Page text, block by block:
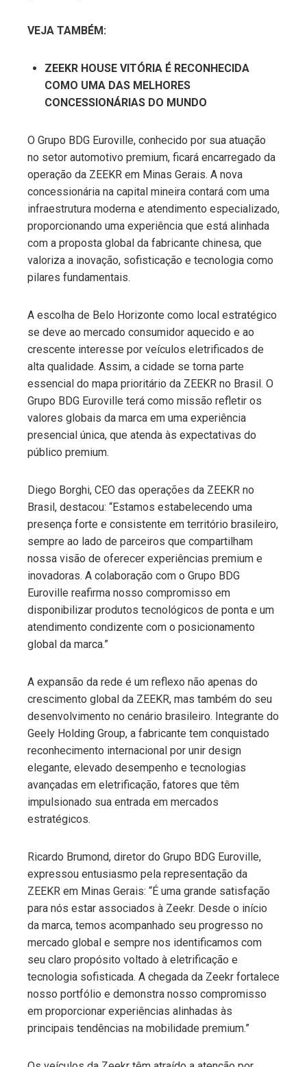
VEJA TAMBÉM:
ZEEKR HOUSE VITÓRIA É RECONHECIDA
COMO UMA DAS MELHORES
CONCESSIONÁRIAS DO MUNDO
O Grupo BDG Euroville, conhecido por sua atuação
no setor automotivo premium, ficará encarregado da
operação da ZEEKR em Minas Gerais. A nova
concessionária na capital mineira contará com uma
infraestrutura moderna e atendimento especializado,
proporcionando uma experiência que está alinhada
com a proposta global da fabricante chinesa, que
valoriza a inovação, sofisticação e tecnologia como
pilares fundamentais.
A escolha de Belo Horizonte como local estratégico
se deve ao mercado consumidor aquecido e ao
crescente interesse por veículos eletrificados de
alta qualidade. Assim, a cidade se torna parte
essencial do mapa prioritário da ZEEKR no Brasil. O
Grupo BDG Euroville terá como missão refletir os
valores globais da marca em uma experiência
presencial única, que atenda às expectativas do
público premium.
Diego Borghi, CEO das operações da ZEEKR no
Brasil, destacou: “Estamos estabelecendo uma
presença forte e consistente em território brasileiro,
sempre ao lado de parceiros que compartilham
nossa visão de oferecer experiências premium e
inovadoras. A colaboração com o Grupo BDG
Euroville reafirma nosso compromisso em
disponibilizar produtos tecnológicos de ponta e um
atendimento condizente com o posicionamento
global da marca.”
A expansão da rede é um reflexo não apenas do
crescimento global da ZEEKR, mas também do seu
desenvolvimento no cenário brasileiro. Integrante do
Geely Holding Group, a fabricante tem conquistado
reconhecimento internacional por unir design
elegante, elevado desempenho e tecnologias
avançadas em eletrificação, fatores que têm
impulsionado sua entrada em mercados
estratégicos.
Ricardo Brumond, diretor do Grupo BDG Euroville,
expressou entusiasmo pela representação da
ZEEKR em Minas Gerais: “É uma grande satisfação
para nós estar associados à Zeekr. Desde o início
da marca, temos acompanhado seu progresso no
mercado global e sempre nos identificamos com
seu claro propósito voltado à eletrificação e
tecnologia sofisticada. A chegada da Zeekr fortalece
nosso portfólio e demonstra nosso compromisso
em proporcionar experiências alinhadas às
principais tendências na mobilidade premium.”